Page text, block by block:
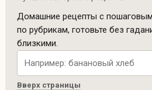
Домашние рецепты с
по рубрикам, готовьте без
близкими.
Поиск рецептов по сайту
Вверх страницы